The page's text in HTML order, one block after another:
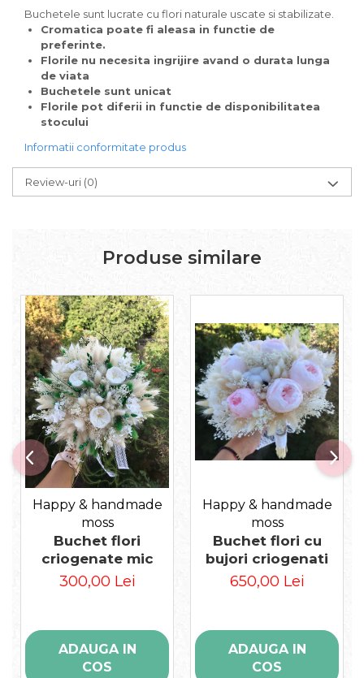
Buchetele sunt lucrate cu flori naturale uscate si stabilizate.
Cromatica poate fi aleasa in functie de
preferinte.
Florile nu necesita ingrijire avand o durata lunga
de viata
Buchetele sunt unicat
Florile pot diferii in functie de disponibilitatea
stocului
Informatii conformitate produs
Review-uri (0)
Produse similare
Happy & handmade
moss
Buchet flori
criogenate mic
300,00 Lei
ADAUGA IN
COS
Happy & handmade
moss
Buchet flori cu
bujori criogenati
650,00 Lei
ADAUGA IN
COS